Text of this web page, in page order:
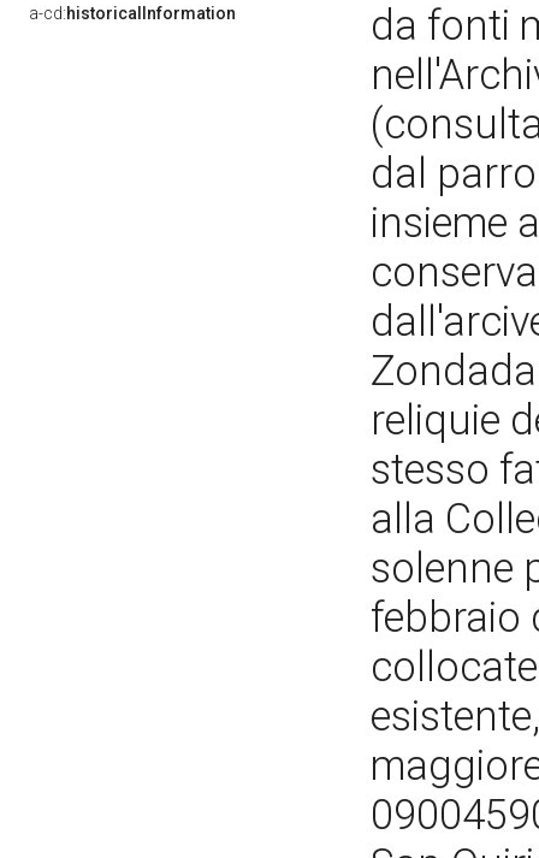
a-cd:historicalInformation
da fonti
dal
insieme
reliquie
stesso
alla
solenne
febbraio